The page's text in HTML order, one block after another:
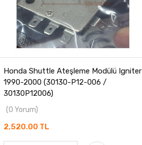
Honda Shuttle Ateşleme Modülü Igniter
1990-2000 (30130-P12-006 /
30130P12006)
(0 Yorum)
2,520.00 TL